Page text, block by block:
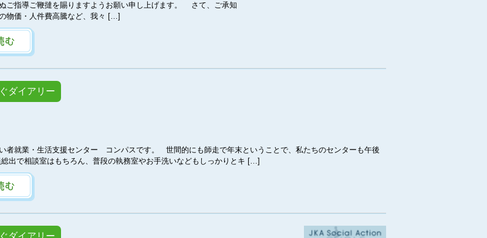
ご指導ご鞭撻を賜りますようお願い申し上げます。 さて、ご承知
物価・人件費高騰など、我々 […]
ダイアリー
者就業・生活支援センター コンパスです。 世間的にも師走で年末ということで、私たちのセンターも午後
出で相談室はもちろん、普段の執務室やお手洗いなどもしっかりとキ […]
ダイアリー